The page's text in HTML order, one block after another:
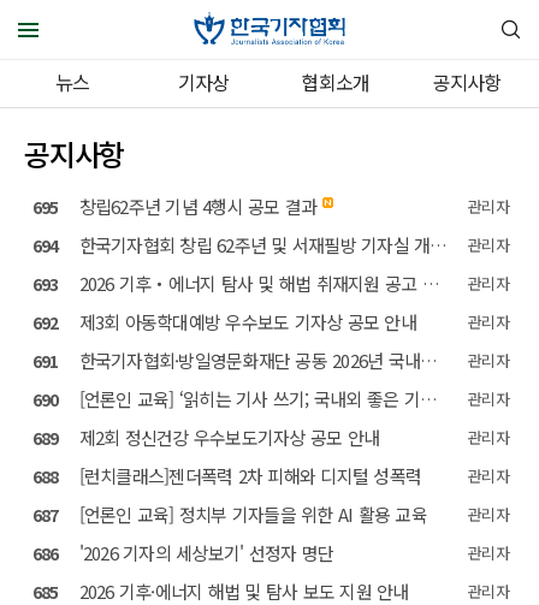
뉴스 기자상 협회소개 공지사항
공지사항
695 창립62주년 기념 4행시 공모 결과 관리자
694 한국기자협회 창립 62주년 및 서재필방 기자실 개관 기념 4행시 공모 관리자
693 2026 기후‧에너지 탐사 및 해법 취재지원 공고 결과 관리자
692 제3회 아동학대예방 우수보도 기자상 공모 안내 관리자
691 한국기자협회·방일영문화재단 공동 2026년 국내연수 지원 안내 관리자
690 [언론인 교육] ‘읽히는 기사 쓰기; 국내외 좋은 기사에서 배운다’ 강의 참석 안내 관리자
689 제2회 정신건강 우수보도기자상 공모 안내 관리자
688 [런치클래스]젠더폭력 2차 피해와 디지털 성폭력 관리자
687 [언론인 교육] 정치부 기자들을 위한 AI 활용 교육 관리자
686 '2026 기자의 세상보기' 선정자 명단 관리자
685 2026 기후·에너지 해법 및 탐사 보도 지원 안내 관리자